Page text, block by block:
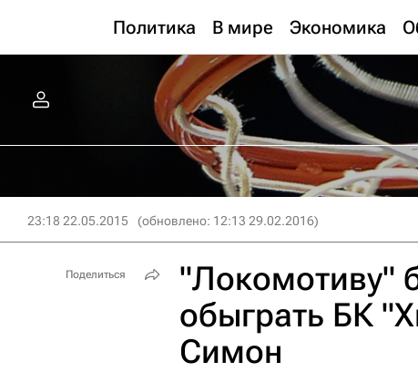
Политика В мире Экономика
23:18 22.05.2015 (обновлено: 12:13 29.02.2016)
"Локомотиву"
обыграть БК
Симон
Поделиться